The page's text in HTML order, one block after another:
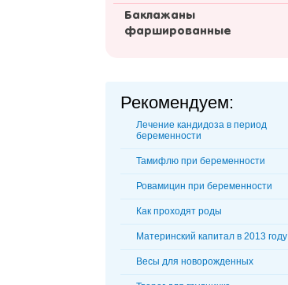
Баклажаны
фаршированные
Рекомендуем:
Лечение кандидоза в период
беременности
Тамифлю при беременности
Ровамицин при беременности
Как проходят роды
Материнский капитал в 2013 году
Весы для новорожденных